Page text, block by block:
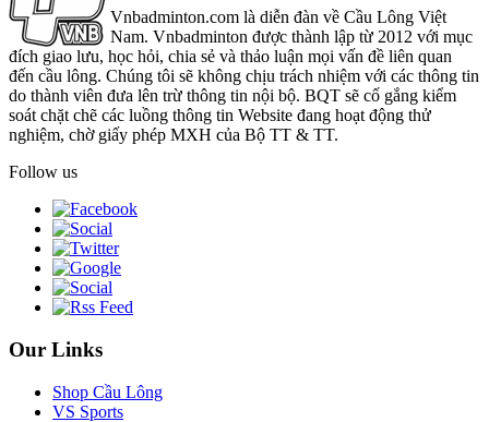
Vnbadminton.com là diễn đàn về Cầu Lông Việt
Nam. Vnbadminton được thành lập từ 2012 với mục
đích giao lưu, học hỏi, chia sẻ và thảo luận mọi vấn đề liên quan
đến cầu lông. Chúng tôi sẽ không chịu trách nhiệm với các thông tin
do thành viên đưa lên trừ thông tin nội bộ. BQT sẽ cố gắng kiểm
soát chặt chẽ các luồng thông tin Website đang hoạt động thử
nghiệm, chờ giấy phép MXH của Bộ TT & TT.
Follow us
Our Links
Shop Cầu Lông
VS Sports